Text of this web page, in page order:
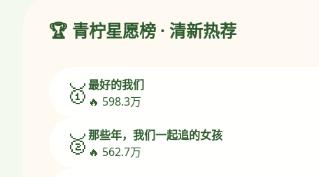
🏆 青柠星愿榜 · 清新热荐
🥇最好的我们
🔥 598.3万
🥈那些年，我们一起追的女孩
🔥 562.7万